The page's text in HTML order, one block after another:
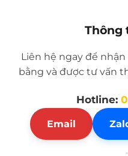
Thông
Liên hệ ngay để
bằng và được tư vấn
Hotline:
Email